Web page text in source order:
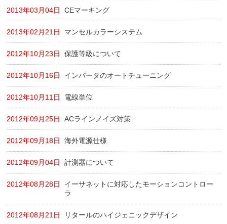
2013年03月04日 CEマーキング
2013年02月21日 マンセルカラーシステム
2012年10月23日 保護等級について
2012年10月16日 インバータのオートチューニング
2012年10月11日 電線単位
2012年09月25日 ACラインノイズ対策
2012年09月18日 海外電源仕様
2012年09月04日 計測器について
2012年08月28日
イーサネットに対応したモーションコントロー
ラ
2012年08月21日 リタールのハイジェニックデザイン